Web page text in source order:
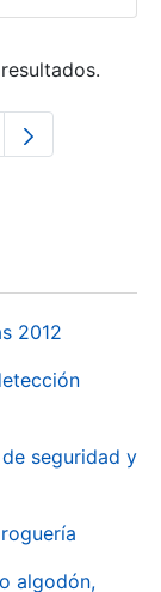
Use
2012
seguridad y
algodón,